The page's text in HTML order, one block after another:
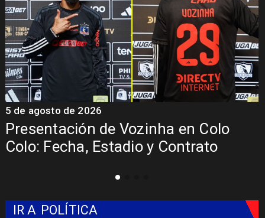
La Roja enfrentará a los anfitriones
del Mundial 2026
5 de agosto de 2026
IR A POLÍTICA